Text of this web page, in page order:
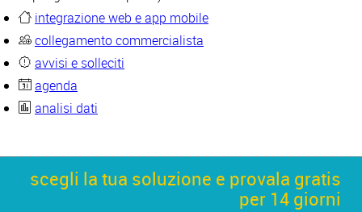
integrazione web e app mobile
collegamento commercialista
avvisi e solleciti
agenda
analisi dati
scegli la tua soluzione e provala gratis
per 14 giorni